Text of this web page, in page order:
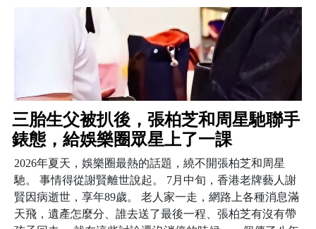
三胎生父被扒後，張柏芝和周星馳聯手
錶態，給娛樂圈眾星上了一課
2026年夏天，娛樂圈最熱的話題，繞不開張柏芝和周星
馳。 事情得從謝賢離世說起。 7月中旬，香港老牌藝人謝
賢因病逝世，享年89歲。 老人家一走，網路上各種消息滿
天飛，遺產怎麼分、誰去送了最後一程、張柏芝有沒有帶